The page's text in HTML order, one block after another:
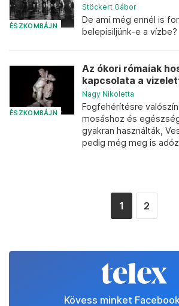
ÉSZKOMBÁJN
Stöckert Gábor
De ami még ennél is
belepisiljünk-e a vízbe?
ÉSZKOMBÁJN
Az ókori rómaiak
kapcsolata a
Nagy Nikoletta
Fogfehérítésre
mosáshoz és
gyakran használták,
pedig még meg is
1 2
Kövess minket